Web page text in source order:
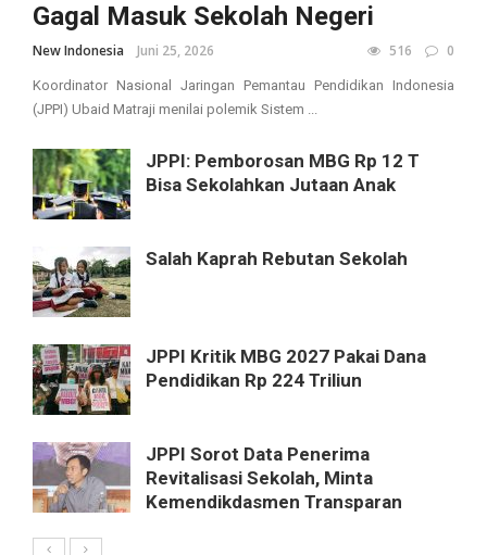
Gagal Masuk Sekolah Negeri
New Indonesia Juni 25, 2026 516 0
Koordinator Nasional Jaringan Pemantau Pendidikan Indonesia
(JPPI) Ubaid Matraji menilai polemik Sistem ...
JPPI: Pemborosan MBG Rp 12 T
Bisa Sekolahkan Jutaan Anak
Salah Kaprah Rebutan Sekolah
JPPI Kritik MBG 2027 Pakai Dana
Pendidikan Rp 224 Triliun
JPPI Sorot Data Penerima
Revitalisasi Sekolah, Minta
Kemendikdasmen Transparan